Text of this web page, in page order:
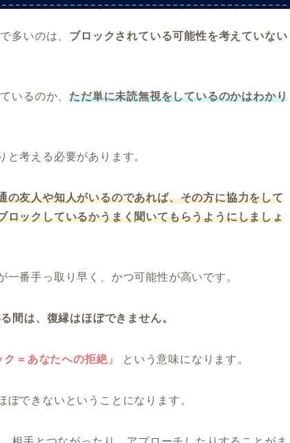
多いのは、 ブロックされている可能性を考えていない
いるのか、ただ単に未読無視をしているのかはわかり
考える必要があります。
の友人や知人がいるのであれば、その方に協力をして
ロックしているかうまく聞いてもらうようにしましょ
番手っ取り早く、かつ可能性が高いです。
間は、復縁はほぼできません。
＝あなたへの拒絶」 という意味になります。
できないということになります。